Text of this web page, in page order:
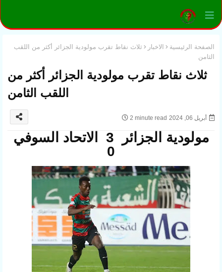
الصفحة الرئيسية الاخبار
ثلاث نقاط تقرب مولودية الجزائر أكثر من اللقب
الثامن
ثلاث نقاط تقرب مولودية الجزائر أكثر من
اللقب الثامن
أبريل 06, 2024 2 minute read
مولودية الجزائر 3 الاتحاد السوفي
0